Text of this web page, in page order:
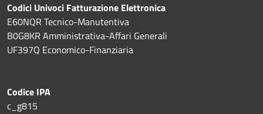
Codici Univoci Fatturazione Elettronica
E60NQR Tecnico-Manutentiva
B0G8KR Amministrativa-Affari Generali
UF397Q Economico-Finanziaria
Codice IPA
c_g815